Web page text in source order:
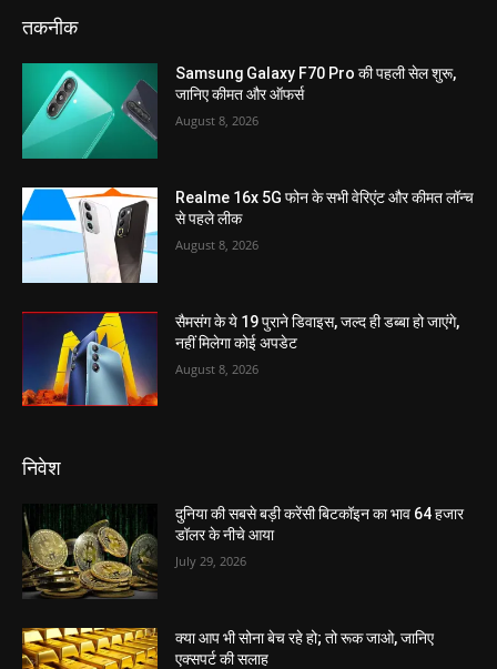
तकनीक
Samsung Galaxy F70 Pro की पहली सेल शुरू,
जानिए कीमत और ऑफर्स
August 8, 2026
Realme 16x 5G फोन के सभी वेरिएंट और कीमत लॉन्च
से पहले लीक
August 8, 2026
सैमसंग के ये 19 पुराने डिवाइस, जल्द ही डब्बा हो जाएंगे,
नहीं मिलेगा कोई अपडेट
August 8, 2026
निवेश
दुनिया की सबसे बड़ी करेंसी बिटकॉइन का भाव 64 हजार
डॉलर के नीचे आया
July 29, 2026
क्या आप भी सोना बेच रहे हो; तो रूक जाओ, जानिए
एक्सपर्ट की सलाह